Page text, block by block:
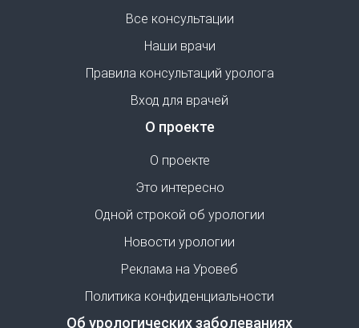
Все консультации
Наши врачи
Правила консультаций уролога
Вход для врачей
О проекте
О проекте
Это интересно
Одной строкой об урологии
Новости урологии
Реклама на Уровеб
Политика конфиденциальности
Об урологических заболеваниях